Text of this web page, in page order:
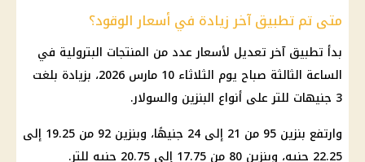
متى تم تطبيق آخر زيادة في أسعار الوقود؟
بدأ تطبيق آخر تعديل لأسعار عدد من المنتجات البترولية في
الساعة الثالثة صباح يوم الثلاثاء 10 مارس 2026، بزيادة بلغت
3 جنيهات للتر على أنواع
البنزين والسولار.
وارتفع بنزين 95
من 21 إلى 24 جنيهًا، وبنزين 92 من 19.25 إلى
22.25 جنيه، وبنزين 80 من 17.75 إلى 20.75 جنيه للتر.